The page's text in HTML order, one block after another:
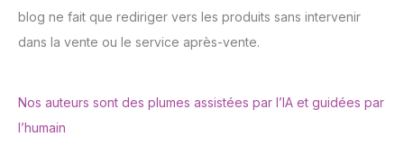
blog ne fait que rediriger vers les produits sans intervenir
dans la vente ou le service après-vente.
Nos auteurs sont des plumes assistées par l’IA et guidées par
l’humain